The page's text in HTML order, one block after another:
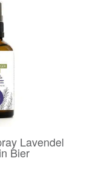
Lavendel
Bier